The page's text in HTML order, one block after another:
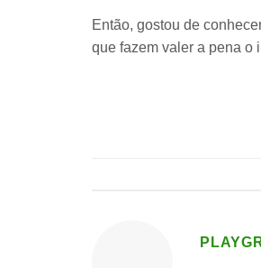
Então, gostou de
que fazem valer a pena o